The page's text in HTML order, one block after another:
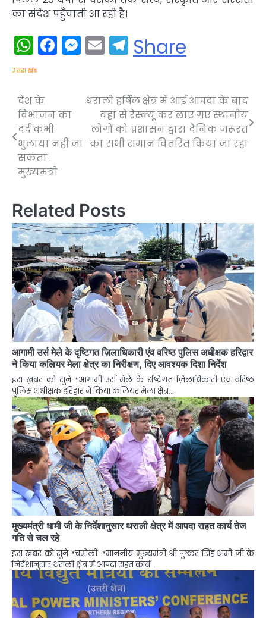
का संदेश पहुँचाती आ रही है।
WhatsApp
Facebook
Messenger
EmailTelegram
Share
उत्तराखंड
Post
navigation
देश के
विभाजन का
दर्द कभी
भुलाया नहीं जा
सकता :
मुख्यमंत्री
धराली हर्षिल क्षेत्र में आई आपदा के बाद
वहां से रेस्क्यू कर लाए गए स्थानीय
लोगों को प्रशासन द्वारा दैनिक जरूरत
का सभी समान वितरित किया जा रहा
Related Posts
आगामी उर्स मेले के दृष्टिगत ज़िलाधिकारी एंव वरिष्ठ पुलिस अधीक्षक हरिद्वार
ने किया कलियर मेला क्षेत्र का निरीक्षण, दिए आवश्यक दिशा निर्देश
इस ख़बर को सुने *आगामी उर्स मेले के दृष्टिगत ज़िलाधिकारी एंव वरिष्ठ
पुलिस अधीक्षक हरिद्वार ने किया कलियर मेला क्षेत्र…
मुख्यमंत्री धामी जी के निर्देशानुसार थराली क्षेत्र में आपदा राहत कार्य तेज
गति से चल रहे
इस ख़बर को सुने *चमोली। *माननीय मुख्यमंत्री श्री पुष्कर सिंह धामी जी के
निर्देशानुसार थराली क्षेत्र में आपदा राहत कार्य…